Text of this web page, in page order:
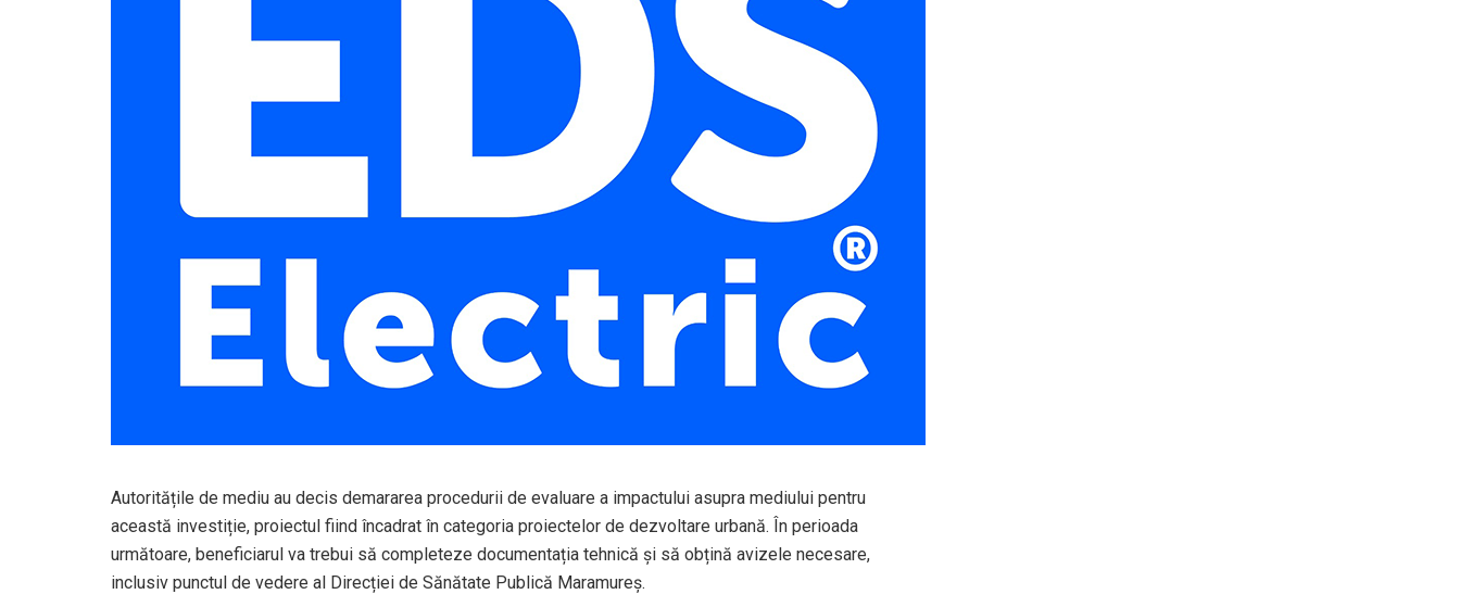
Autoritățile de mediu au decis demararea procedurii de evaluare a impactului asupra mediului pentru
această investiție, proiectul fiind încadrat în categoria proiectelor de dezvoltare urbană. În perioada
următoare, beneficiarul va trebui să completeze documentația tehnică și să obțină avizele necesare,
inclusiv punctul de vedere al Direcției de Sănătate Publică Maramureș.